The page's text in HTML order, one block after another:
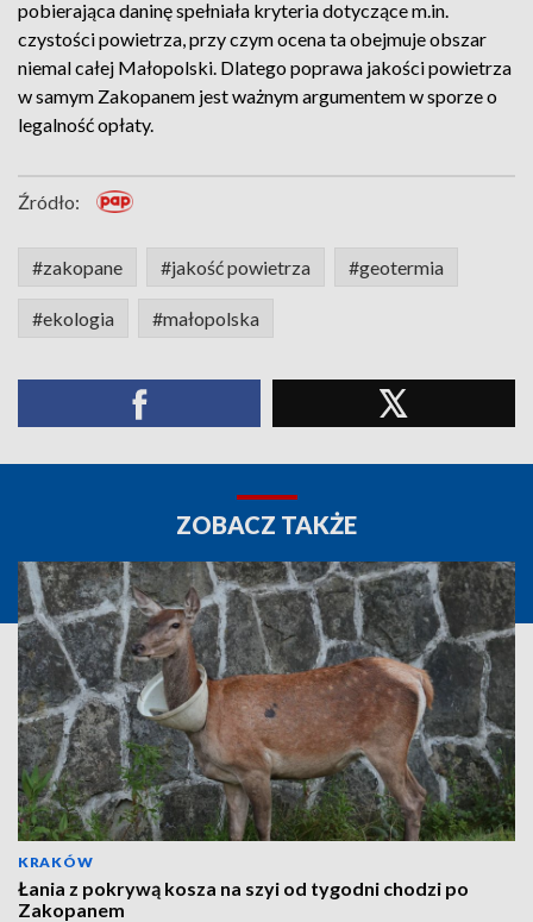
pobierająca daninę spełniała kryteria dotyczące m.in.
czystości powietrza, przy czym ocena ta obejmuje obszar
niemal całej Małopolski. Dlatego poprawa jakości powietrza
w samym Zakopanem jest ważnym argumentem w sporze o
legalność opłaty.
Źródło:
#zakopane #jakość powietrza #geotermia
#ekologia #małopolska
ZOBACZ TAKŻE
KRAKÓW
Łania z pokrywą kosza na szyi od tygodni chodzi po
Zakopanem